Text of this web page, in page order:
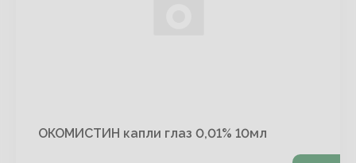
ОКОМИСТИН капли глаз 0,01% 10мл